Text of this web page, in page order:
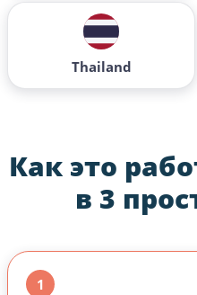
Thailand
Как это
в 3
1